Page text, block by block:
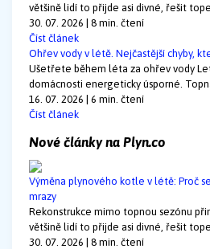
většině lidí to přijde asi divné, řešit
30. 07. 2026 | 8 min. čtení
Číst článek
Ohřev vody v létě. Nejčastější chyby,
Ušetřete během léta za ohřev vody
domácnosti energeticky úsporné.
16. 07. 2026 | 6 min. čtení
Číst článek
Nové články na Plyn.co
Výměna plynového kotle v létě: Proč
mrazy
Rekonstrukce mimo topnou sezónu
většině lidí to přijde asi divné, řešit
30. 07. 2026 | 8 min. čtení